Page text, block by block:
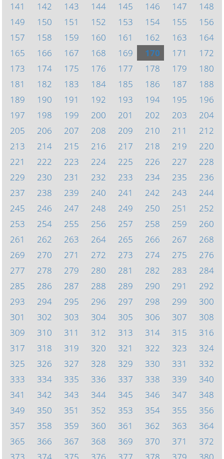
141
142 143 144 145 146 147
148
149
150 151 152 153 154 155
156
157
158 159 160 161 162 163
164
165
166 167 168 169 170 171
172
173
174 175 176 177 178 179
180
181
182 183 184 185 186 187
188
189
190 191 192 193 194 195
196
197
198 199 200 201 202 203
204
205
206 207 208 209 210 211
212
213
214 215 216 217 218 219
220
221
222 223 224 225 226 227
228
229
230 231 232 233 234 235
236
237
238 239 240 241 242 243
244
245
246 247 248 249 250 251
252
253
254 255 256 257 258 259
260
261
262 263 264 265 266 267
268
269
270 271 272 273 274 275
276
277
278 279 280 281 282 283
284
285
286 287 288 289 290 291
292
293
294 295 296 297 298 299
300
301
302 303 304 305 306 307
308
309
310 311 312 313 314 315
316
317
318 319 320 321 322 323
324
325
326 327 328 329 330 331
332
333
334 335 336 337 338 339
340
341
342 343 344 345 346 347
348
349
350 351 352 353 354 355
356
357
358 359 360 361 362 363
364
365
366 367 368 369 370 371
372